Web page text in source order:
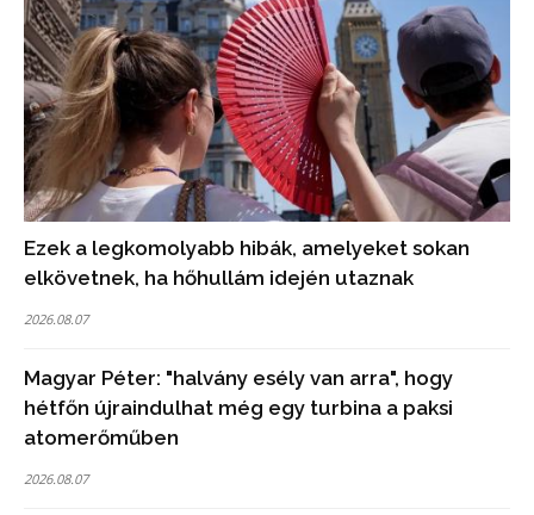
Ezek a legkomolyabb hibák, amelyeket sokan
elkövetnek, ha hőhullám idején utaznak
2026.08.07
Magyar Péter: "halvány esély van arra", hogy
hétfőn újraindulhat még egy turbina a paksi
atomerőműben
2026.08.07